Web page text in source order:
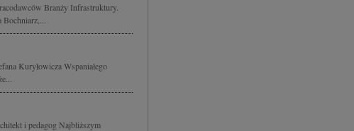
Branży Infrastruktury.
Kuryłowicza Wspaniałego
i pedagog Najbliższym